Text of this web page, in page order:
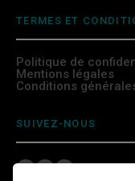
TERMES ET
Politique de
Mentions légales
Conditions
SUIVEZ-NOUS